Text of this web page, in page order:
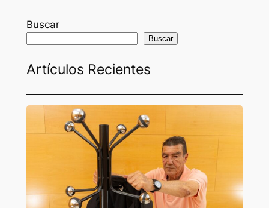
Buscar
Buscar
Artículos Recientes